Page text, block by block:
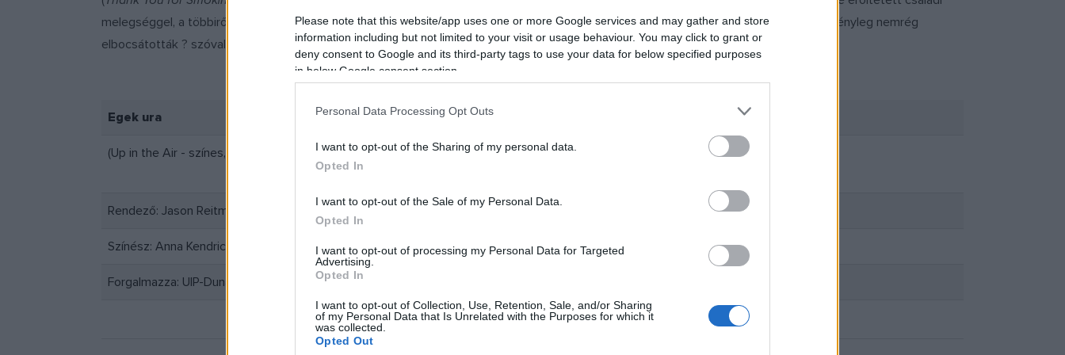
Please note that this website/app uses one or more Google services and may gather and store
information including but not limited to your visit or usage behaviour. You may click to grant or
deny consent to Google and its third-party tags to use your data for below specified purposes
in below Google consent section.
Personal Data Processing Opt Outs
I want to opt-out of the Sharing of my personal data.
Opted In
I want to opt-out of the Sale of my Personal Data.
Opted In
I want to opt-out of processing my Personal Data for Targeted
Advertising.
Opted In
I want to opt-out of Collection, Use, Retention, Sale, and/or Sharing
of my Personal Data that Is Unrelated with the Purposes for which it
was collected.
Opted Out
melegséggel, a többiről pedig Clooney és a tökéletes technikai kivitelezés gondoskodik. A filmbéli kirúgásokon szereplőket javarészt tényleg nemrég
elbocsátották ? szóval van, ami vicces, és van, ami egyáltalán nem az.
Egek ura
(Up in the Air - színes, feliratos amerikai szatíra 109 p. 2009) (12)
Rendező: Jason Reitman
Színész: Anna Kendrick, George Clooney, Jason Bateman, Vera Farmiga
Forgalmazza: UIP-Duna Film